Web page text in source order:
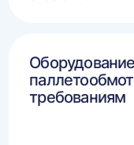
требованиям